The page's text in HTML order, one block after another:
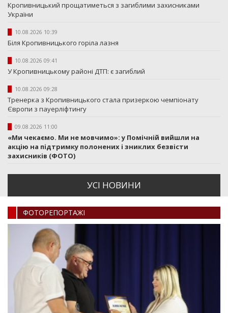
Кропивницький прощатиметься з загиблими захисниками
України
10.08.2026 10:39
Біля Кропивницького горіла лазня
10.08.2026 09:41
У Кропивницькому районі ДТП: є загиблий
10.08.2026 09:28
Тренерка з Кропивницького стала призеркою чемпіонату
Європи з пауерліфтингу
09.08.2026 11:00
«Ми чекаємо. Ми не мовчимо»: у Помічній вийшли на
акцію на підтримку полонених і зниклих безвісти
захисників (ФОТО)
УСI НОВИНИ
ФОТОРЕПОРТАЖI